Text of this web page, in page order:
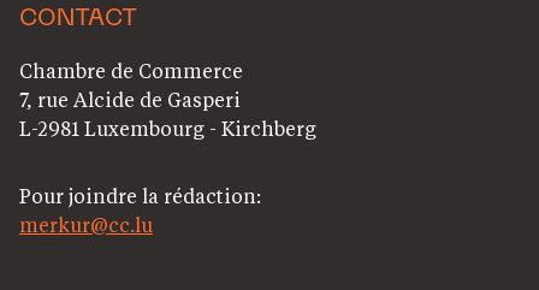
CONTACT
Chambre de Commerce
7, rue Alcide de Gasperi
L-2981 Luxembourg - Kirchberg
Pour joindre la rédaction:
merkur@cc.lu